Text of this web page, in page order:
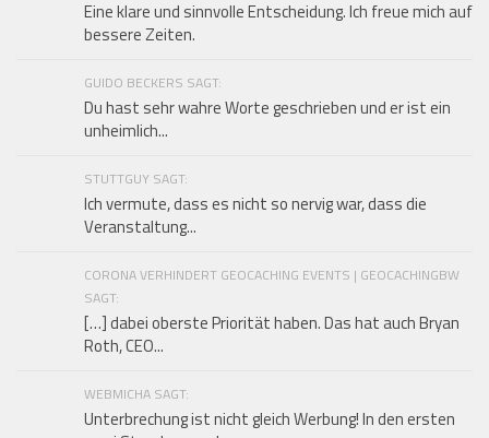
Eine klare und sinnvolle Entscheidung. Ich freue mich auf
bessere Zeiten.
GUIDO BECKERS SAGT:
Du hast sehr wahre Worte geschrieben und er ist ein
unheimlich...
STUTTGUY SAGT:
Ich vermute, dass es nicht so nervig war, dass die
Veranstaltung...
CORONA VERHINDERT GEOCACHING EVENTS | GEOCACHINGBW
SAGT:
[…] dabei oberste Priorität haben. Das hat auch Bryan
Roth, CEO...
WEBMICHA SAGT:
Unterbrechung ist nicht gleich Werbung! In den ersten